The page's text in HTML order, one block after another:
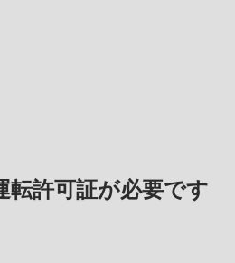
転許可証が必要です